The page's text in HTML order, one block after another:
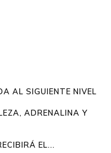
AL SIGUIENTE NIVEL
ADRENALINA Y
EL...